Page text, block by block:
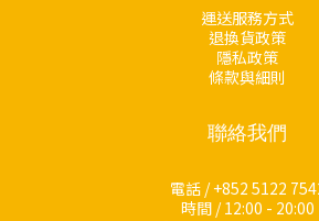
運送服務方式
退換貨政策
隱私政策
條款與細則
聯絡我們
電話 / +852 5122
時間 / 12:00 - 20:00